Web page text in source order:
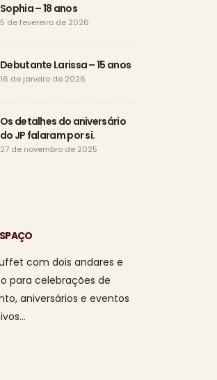
Sophia – 18 anos
5 de fevereiro de 2026
Debutante Larissa – 15 anos
16 de janeiro de 2026
Os detalhes do aniversário
do JP falaram por si.
27 de novembro de 2025
com dois andares e
para celebrações de
aniversários e eventos